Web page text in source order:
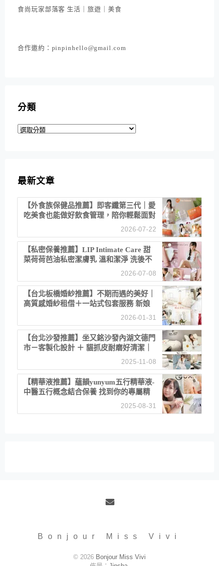
食尚玩家部落客 生活｜旅遊｜美食
合作邀約：pinpinhello@gmail.com
分類
分
最新文章
【外食族保健品推薦】即客纖第三代｜愛
吃美食也能做好飲食管理，陪你輕鬆面對
2026-07-22
【私密保養推薦】LIP Intimate Care 甜
菜荷荷芭油私密潔膚乳 溫和潔淨 洗後不
2026-07-08
【台北板橋婚紗推薦】不期而遇的美好｜
高質感婚紗租借＋一站式包套服務 新娘
2026-01-31
【台北沙發推薦】坐又銘沙發內湖文德門
市－客製化設計 ＋ 貓抓皮耐磨好清潔｜
直營直銷、價格透明 高CP值打造夢想
2025-11-08
【精華液推薦】蘊韻yunyum五行精華液-
中醫五行概念結合保養 找到你的專屬精
華！ 水㊀土㊀就選「潤・賦精華」維持
2025-08-31
Bonjour Miss Vivi
© 2026 Bonjour Miss Vivi